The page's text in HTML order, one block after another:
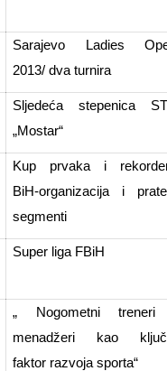
Sarajevo Ladies
2013/ dva turnira
Sljedeća stepenica
„Mostar“
Kup prvaka i
BiH-organizacija i
segmenti
Super liga FBiH
„ Nogometni
menadžeri kao
faktor razvoja sporta“